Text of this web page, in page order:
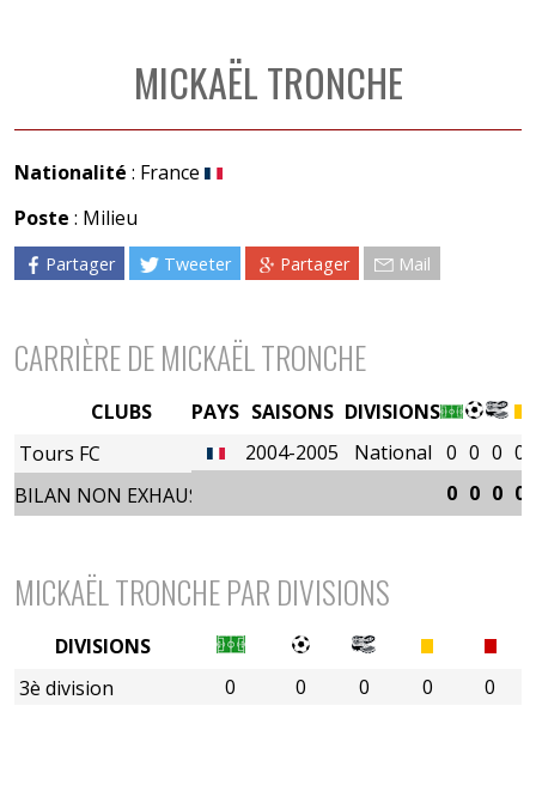
MICKAËL TRONCHE
Nationalité : France
Poste : Milieu
Partager Tweeter Partager Mail
CARRIÈRE DE MICKAËL TRONCHE
PAYS SAISONS DIVISIONS
2004-2005
National 0 0 0 0
0 0 0 0
CLUBS
Tours FC
BILAN NON EXHAUSTIF
MICKAËL TRONCHE PAR DIVISIONS
0 0 0 0 0
DIVISIONS
3è division